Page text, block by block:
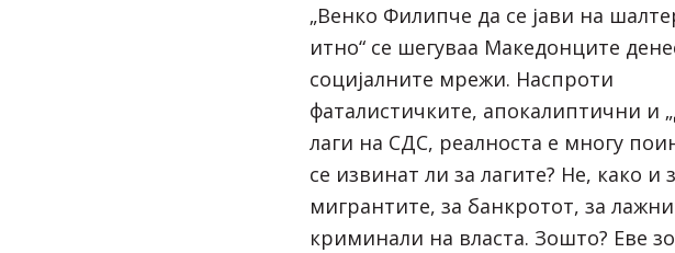
„Венко Филипче да се јави на
итно“ се шегуваа Македонците
социјалните мрежи. Наспроти
фаталистичките, апокалиптични и
лаги на СДС, реалноста е многу
се извинат ли за лагите? Не, како и
мигрантите, за банкротот, за
криминали на власта. Зошто? Еве